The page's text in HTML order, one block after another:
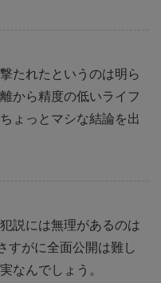
たれたというのは明ら
から精度の低いライフ
ょっとマシな結論を出
説には無理があるのは
すがに全面公開は難し
なんでしょう。